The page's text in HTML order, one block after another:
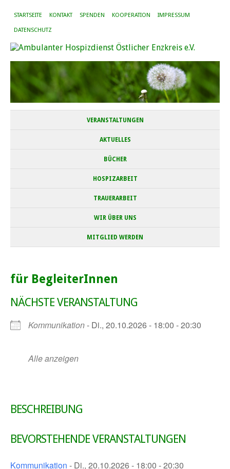
STARTSEITE KONTAKT SPENDEN KOOPERATION IMPRESSUM
DATENSCHUTZ
VERANSTALTUNGEN
AKTUELLES
BÜCHER
HOSPIZARBEIT
TRAUERARBEIT
WIR ÜBER UNS
MITGLIED WERDEN
für BegleiterInnen
NÄCHSTE VERANSTALTUNG
Kommunikation- Di., 20.10.2026 - 18:00 - 20:30
Alle anzeigen
BESCHREIBUNG
BEVORSTEHENDE VERANSTALTUNGEN
Kommunikation - Di., 20.10.2026 - 18:00 - 20:30